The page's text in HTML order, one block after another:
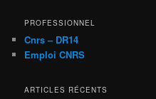
PROFESSIONNEL
Cnrs – DR14
Emploi CNRS
ARTICLES RÉCENTS